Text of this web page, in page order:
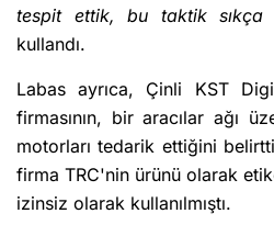
tespit ettik, bu taktik sıkça
kullandı.
Labas ayrıca, Çinli KST
firmasının, bir aracılar ağı
motorları tedarik ettiğini
firma TRC'nin ürünü olarak
izinsiz olarak kullanılmıştı.